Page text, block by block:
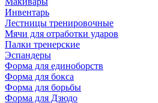
Инвентарь
Лестницы тренировочные
Мячи для отработки ударов
Палки тренерские
Эспандеры
Форма для единоборств
Форма для бокса
Форма для борьбы
Форма для Дзюдо